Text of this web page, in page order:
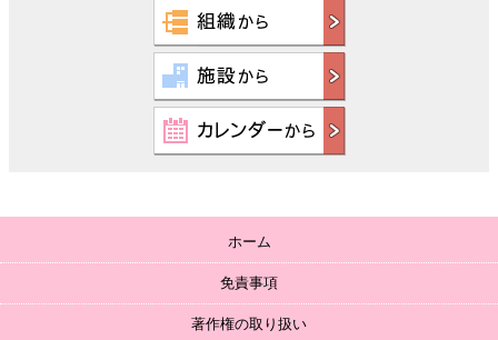
ホーム
免責事項
著作権の取り扱い